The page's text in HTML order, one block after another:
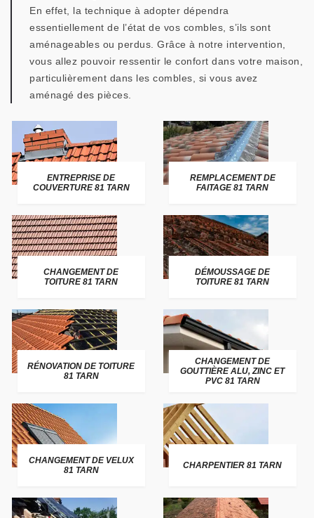
En effet, la technique à adopter dépendra
essentiellement de l’état de vos combles, s’ils sont
aménageables ou perdus. Grâce à notre intervention,
vous allez pouvoir ressentir le confort dans votre maison,
particulièrement dans les combles, si vous avez
aménagé des pièces.
ENTREPRISE DE
COUVERTURE 81 TARN
REMPLACEMENT DE
FAITAGE 81 TARN
CHANGEMENT DE
TOITURE 81 TARN
DÉMOUSSAGE DE
TOITURE 81 TARN
RÉNOVATION DE TOITURE
81 TARN
CHANGEMENT DE
GOUTTIÈRE ALU, ZINC ET
PVC 81 TARN
CHANGEMENT DE VELUX
81 TARN
CHARPENTIER 81 TARN